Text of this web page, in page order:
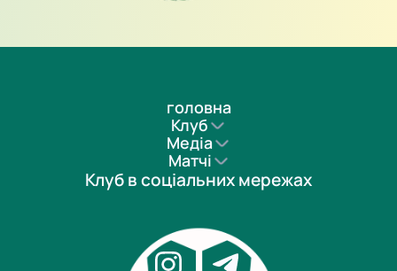
головна
Клуб
Медіа
Матчі
Клуб в соціальних мережах